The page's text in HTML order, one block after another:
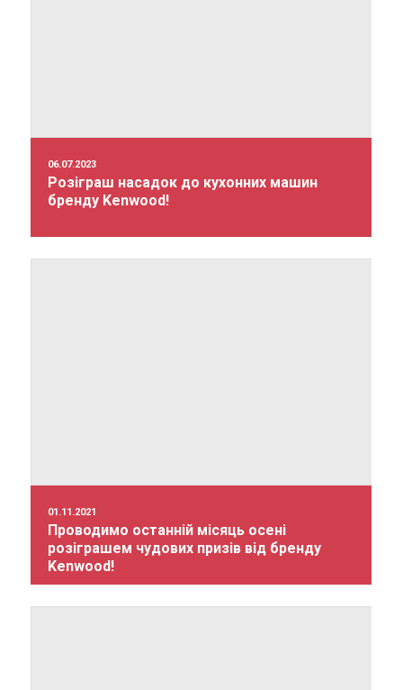
06.07.2023
Розіграш насадок до кухонних машин
бренду Kenwood!
01.11.2021
Проводимо останній місяць осені
розіграшем чудових призів від бренду
Kenwood!